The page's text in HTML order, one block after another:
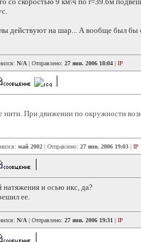
действуют на шар... А вообще был бы
N/A | Отправлено: 27 янв. 2006 18:04 | IP
нити. При движении по окружности
май 2002 | Отправлено: 27 янв. 2006 19:03 | IP
и осью икс, да?
ее.
N/A | Отправлено: 27 янв. 2006 19:31 | IP